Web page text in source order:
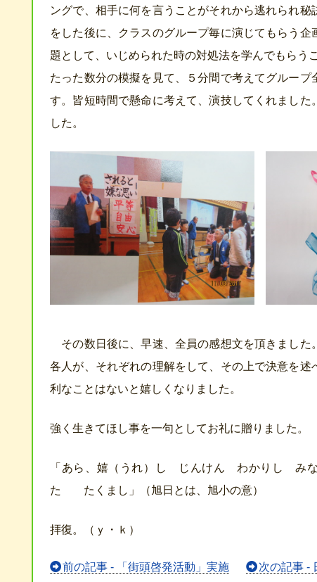
ングで、相手に何を言うことがそれから逃れられ
をした後に、クラスのグループ毎に演じてもらう企
題として、いじめられた時の対処法を学んでもらう
たった数分の模擬を見て、５分間で考えてグルー
す。皆短時間で懸命に考えて、演技してくれました
した。
その数日後に、早速、全員の感想文を頂きました
各人が、それぞれの理解をして、その上で決意を述
利なことはないと嬉しくなりました。
強く生きてほし事を一句としてお礼に贈りました。
「あら、嬉（うれ）し じんけん わかりし み
た たくまし」（旭日とは、旭小の意）
拝復。（ｙ・ｋ）
前前の記事 - 「街頭啓発活動」実施 次の記事 -